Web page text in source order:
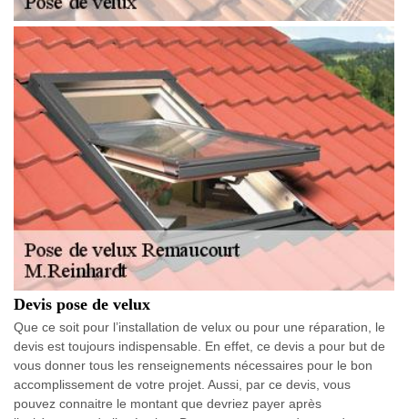
Devis pose de velux
Que ce soit pour l’installation de velux ou pour une réparation, le
devis est toujours indispensable. En effet, ce devis a pour but de
vous donner tous les renseignements nécessaires pour le bon
accomplissement de votre projet. Aussi, par ce devis, vous
pouvez connaitre le montant que devriez payer après